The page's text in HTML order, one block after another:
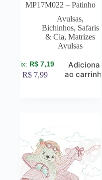
MP17M022 – Patinho
Avulsas,
Bichinhos, Safaris
& Cia,Matrizes
Avulsas
R$ 7,19
R$ 7,99
Adicionar
ao carrinho